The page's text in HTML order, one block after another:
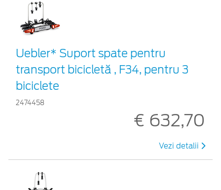
Uebler* Suport spate pentru
transport bicicletă , F34, pentru 3
biciclete
2474458
€ 632,70
Vezi detalii